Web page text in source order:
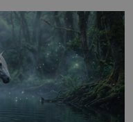
který se stává